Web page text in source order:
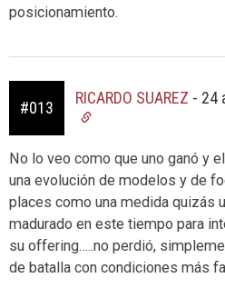
posicionamiento.
#013
RICARDO SUAREZ - 24
No lo veo como que uno ganó y
una evolución de modelos y de
places como una medida quizás
madurado en este tiempo para
su offering…..no perdió,
de batalla con condiciones más